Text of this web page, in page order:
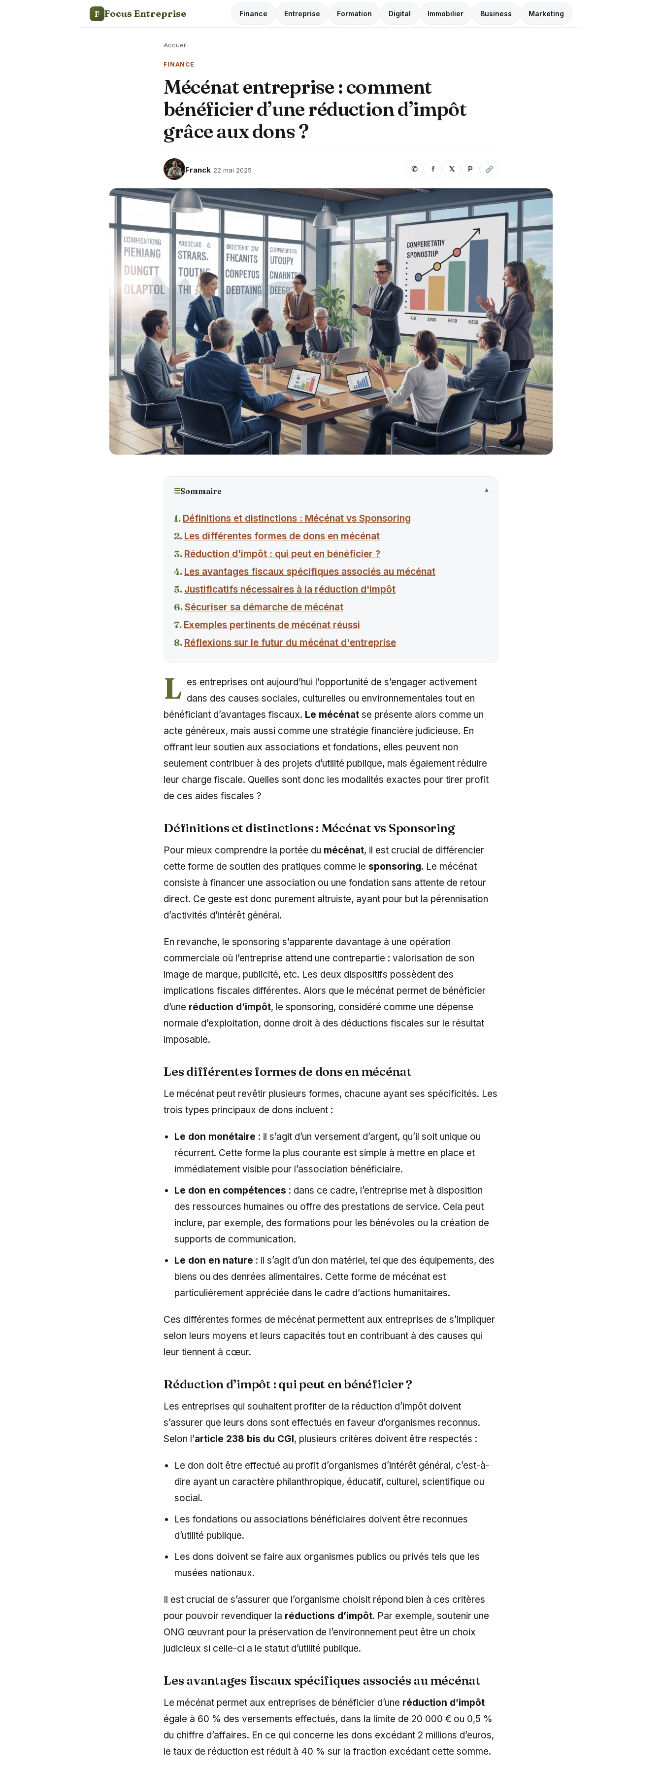
F Focus Entreprise Finance Entreprise Formation Digital Immobilier Business Marketing
Accueil›
FINANCE
Mécénat entreprise : comment
bénéficier d’une réduction d’impôt
grâce aux dons ?
Franck 22 mai 2025 ✆ f 𝕏 P
☰Sommaire
Définitions et distinctions : Mécénat vs Sponsoring
Les différentes formes de dons en mécénat
Réduction d'impôt : qui peut en bénéficier ?
Les avantages fiscaux spécifiques associés au mécénat
Justificatifs nécessaires à la réduction d'impôt
Sécuriser sa démarche de mécénat
Exemples pertinents de mécénat réussi
Réflexions sur le futur du mécénat d'entreprise
L es entreprises ont aujourd’hui l’opportunité de s’engager activement
dans des causes sociales, culturelles ou environnementales tout en
bénéficiant d’avantages fiscaux. Le mécénat se présente alors comme un
acte généreux, mais aussi comme une stratégie financière judicieuse. En
offrant leur soutien aux associations et fondations, elles peuvent non
seulement contribuer à des projets d’utilité publique, mais également réduire
leur charge fiscale. Quelles sont donc les modalités exactes pour tirer profit
de ces aides fiscales ?
Définitions et distinctions : Mécénat vs Sponsoring
Pour mieux comprendre la portée du mécénat, il est crucial de différencier
cette forme de soutien des pratiques comme le sponsoring. Le mécénat
consiste à financer une association ou une fondation sans attente de retour
direct. Ce geste est donc purement altruiste, ayant pour but la pérennisation
d’activités d’intérêt général.
En revanche, le sponsoring s’apparente davantage à une opération
commerciale où l’entreprise attend une contrepartie : valorisation de son
image de marque, publicité, etc. Les deux dispositifs possèdent des
implications fiscales différentes. Alors que le mécénat permet de bénéficier
d’une réduction d’impôt, le sponsoring, considéré comme une dépense
normale d’exploitation, donne droit à des déductions fiscales sur le résultat
imposable.
Les différentes formes de dons en mécénat
Le mécénat peut revêtir plusieurs formes, chacune ayant ses spécificités. Les
trois types principaux de dons incluent :
Le don monétaire : il s’agit d’un versement d’argent, qu’il soit unique ou
récurrent. Cette forme la plus courante est simple à mettre en place et
immédiatement visible pour l’association bénéficiaire.
Le don en compétences : dans ce cadre, l’entreprise met à disposition
des ressources humaines ou offre des prestations de service. Cela peut
inclure, par exemple, des formations pour les bénévoles ou la création de
supports de communication.
Le don en nature : il s’agit d’un don matériel, tel que des équipements, des
biens ou des denrées alimentaires. Cette forme de mécénat est
particulièrement appréciée dans le cadre d’actions humanitaires.
Ces différentes formes de mécénat permettent aux entreprises de s’impliquer
selon leurs moyens et leurs capacités tout en contribuant à des causes qui
leur tiennent à cœur.
Réduction d’impôt : qui peut en bénéficier ?
Les entreprises qui souhaitent profiter de la réduction d’impôt doivent
s’assurer que leurs dons sont effectués en faveur d’organismes reconnus.
Selon l’article 238 bis du CGI, plusieurs critères doivent être respectés :
Le don doit être effectué au profit d’organismes d’intérêt général, c’est-à-
dire ayant un caractère philanthropique, éducatif, culturel, scientifique ou
social.
Les fondations ou associations bénéficiaires doivent être reconnues
d’utilité publique.
Les dons doivent se faire aux organismes publics ou privés tels que les
musées nationaux.
Il est crucial de s’assurer que l’organisme choisit répond bien à ces critères
pour pouvoir revendiquer la réductions d’impôt. Par exemple, soutenir une
ONG œuvrant pour la préservation de l’environnement peut être un choix
judicieux si celle-ci a le statut d’utilité publique.
Les avantages fiscaux spécifiques associés au mécénat
Le mécénat permet aux entreprises de bénéficier d’une réduction d’impôt
égale à 60 % des versements effectués, dans la limite de 20 000 € ou 0,5 %
du chiffre d’affaires. En ce qui concerne les dons excédant 2 millions d’euros,
le taux de réduction est réduit à 40 % sur la fraction excédant cette somme.